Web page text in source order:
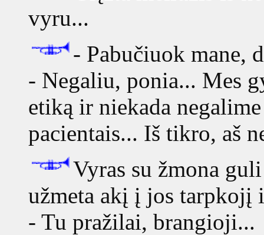
vyru...
- Pabučiuok mane,
- Negaliu, ponia... Mes
etiką ir niekada
pacientais... Iš tikro, aš
Vyras su žmona
užmeta akį į jos tarpkojį
- Tu pražilai, brangioji...